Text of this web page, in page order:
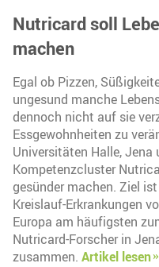
Nutricard soll
machen
Egal ob Pizzen,
ungesund manche
dennoch nicht auf sie
Essgewohnheiten zu
Universitäten Halle, Jena
Kompetenzcluster
gesünder machen. Ziel
Kreislauf-Erkrankungen
Europa am häufigsten
Nutricard-Forscher in
zusammen. Artikel lesen